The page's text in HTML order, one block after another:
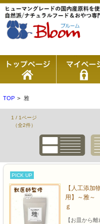
TOP > 雅
1 / 1ページ
（全2件）
PICK UP
【人工添加
用】～雅～
ｇ
【お皿から